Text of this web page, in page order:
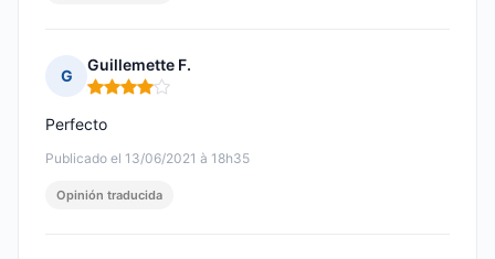
G
Guillemette F.
Nota: 4 de 5
Publicado el 13/06/2021 à 18h35
Perfecto
Opinión traducida